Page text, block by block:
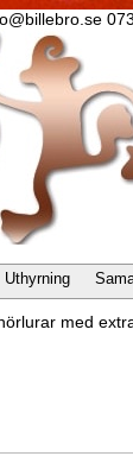
Uthyrning
med